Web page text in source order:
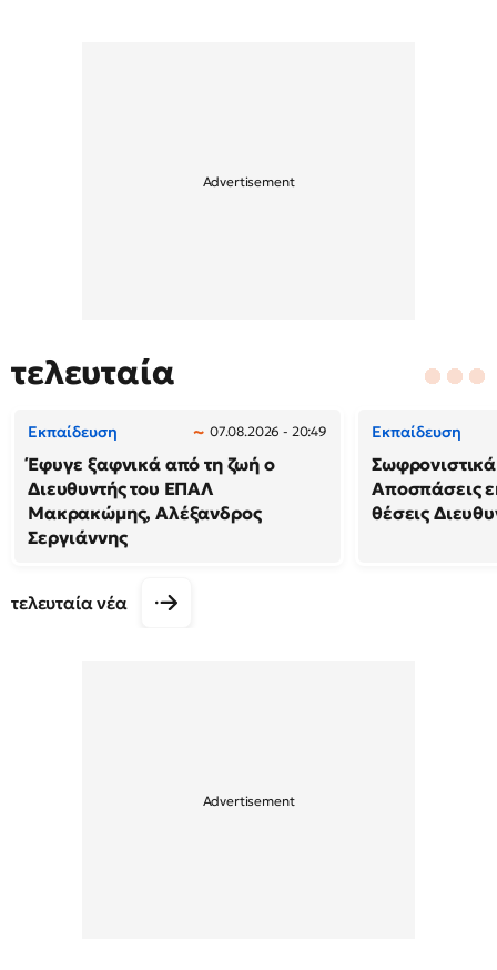
τελευταία
Εκπαίδευση 07.08.2026 - 20:49
Έφυγε ξαφνικά από τη ζωή ο
Διευθυντής του ΕΠΑΛ
Μακρακώμης, Αλέξανδρος
Σεργιάννης
Εκπαίδευση
Αποσπάσεις
θέσεις
τελευταία νέα